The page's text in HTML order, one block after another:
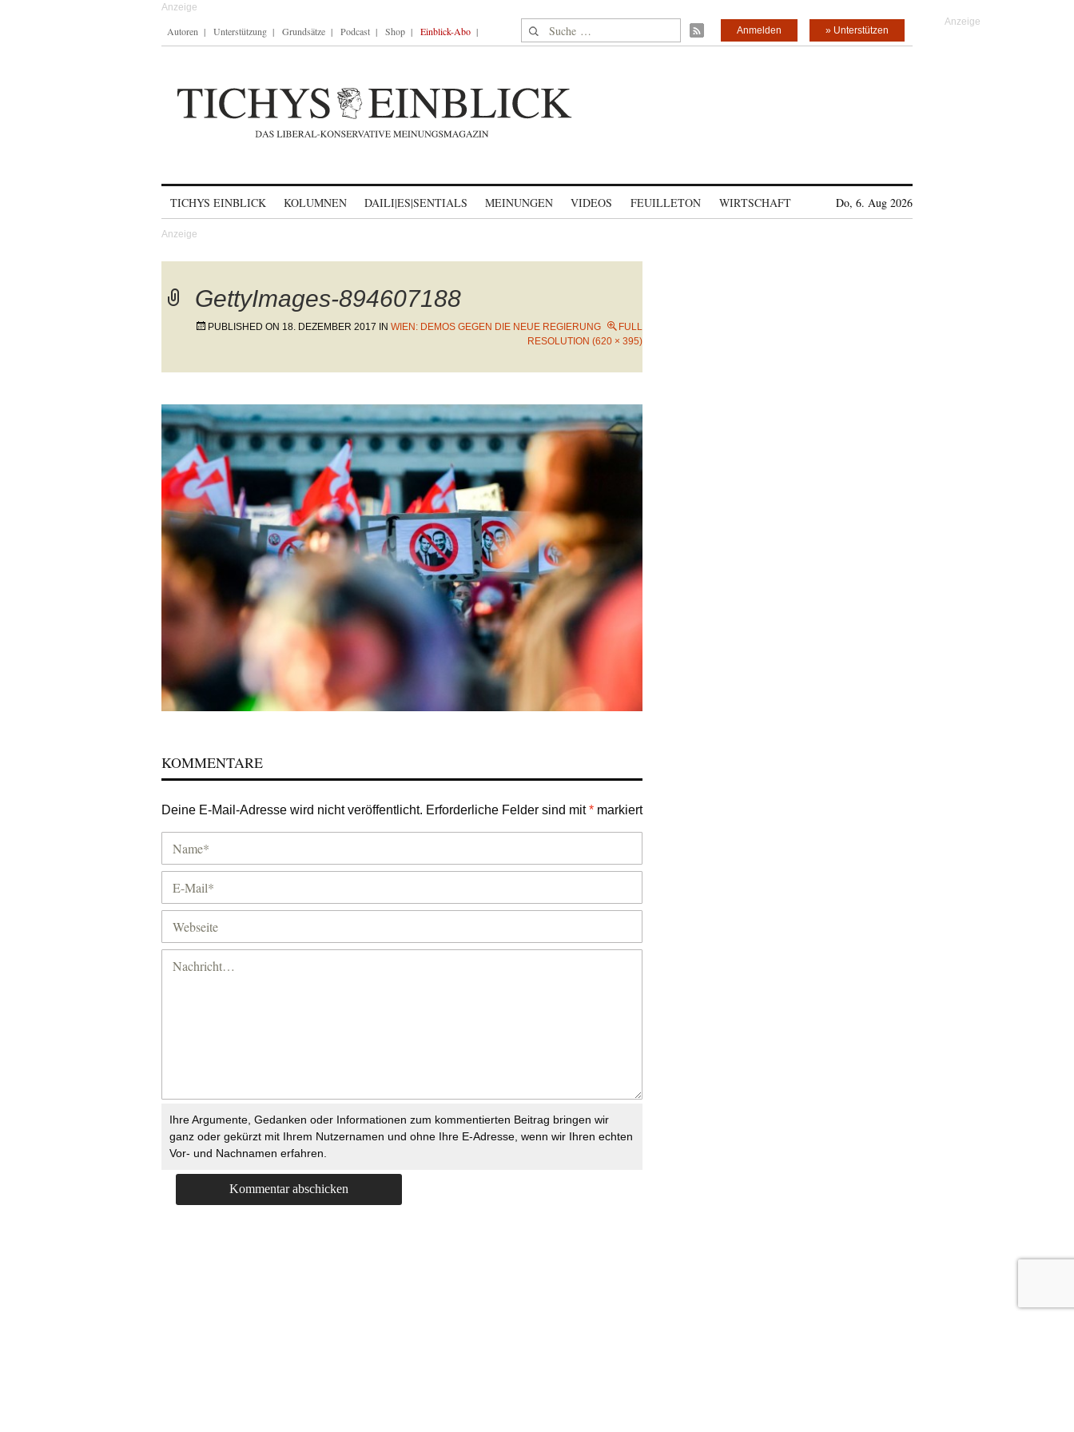
Autoren Unterstützung Grundsätze Podcast Shop Einblick-Abo Suche nach: » Unterstützen
Anmelden
TICHYS EINBLICK KOLUMNEN DAILI|ES|SENTIALS MEINUNGEN VIDEOS FEUILLETON WIRTSCHAFT Do, 6. Aug 2026
GettyImages-894607188
PUBLISHED ON 18. DEZEMBER 2017 IN WIEN: DEMOS GEGEN DIE NEUE REGIERUNG
FULL
RESOLUTION (620 × 395)
KOMMENTARE
Deine E-Mail-Adresse wird nicht veröffentlicht. Erforderliche Felder sind mit* markiert
Ihre Argumente, Gedanken oder Informationen zum kommentierten Beitrag bringen wir
ganz oder gekürzt mit Ihrem Nutzernamen und ohne Ihre E-Adresse, wenn wir Ihren echten
Vor- und Nachnamen erfahren.